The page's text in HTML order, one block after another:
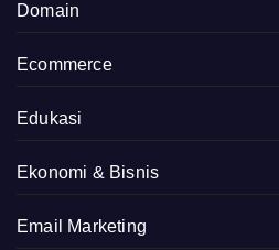
Domain
Ecommerce
Edukasi
Ekonomi & Bisnis
Email Marketing